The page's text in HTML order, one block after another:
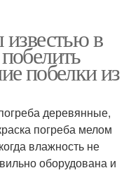
известью в
побелки из
деревянные,
погреба мелом
влажность не
оборудована и